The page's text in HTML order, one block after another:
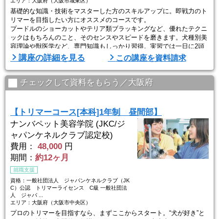
基礎的な知識・技術をマスターした方のスキルアップに。即戦力のト
リマーを目指したい方にオススメのコースです。
プードルのショーカットやテリア類ブラッキングなど、優れたテクニ
ックはもちろんのこと、そのセンスやスピードを磨きます。犬種別美
容理論や獣医学など、専門知識もしっかり習得。実習では一日に2頭
以上のワンコを担当することもあり、トリミングの正確さとスピード
を養い、ペットショップでの体験実習や充実の授業でセンス・技術の
向上を図ります。
卒業の際には、個人面談から就職先の紹介まで、ひとり一人の個性に
合 ...
講座の詳細を見る この講座を資料請求
チェックして資料をもらう／大阪府
【トリマーコース[本科]1年制 昼間部】
ナンバペット美容学院 (JKC/ジ
ャパンケネルクラブ認定校)
費用：
48,000 円
期間： 約12ヶ月
就職支援
資格：一般社団法人 ジャパンケネルクラブ（JK
C）公認 トリマーライセンス C級 一般社団法
人 ジャパ ...
エリア：大阪府（大阪市中央区）
プロのトリマーを目指すなら、まずここからスタート。“犬が好き”と